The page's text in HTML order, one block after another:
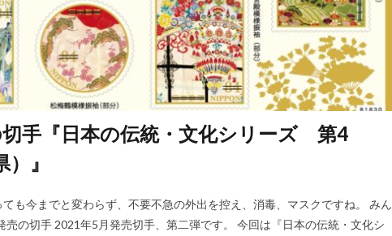
手『日本の伝統・文化シリーズ 第4
』
も今までと変わらず、不要不急の外出を控え、消毒、マスクですね。 みん
の切手 2021年5月発売切手、第二弾です。 今回は『日本の伝統・文化シ